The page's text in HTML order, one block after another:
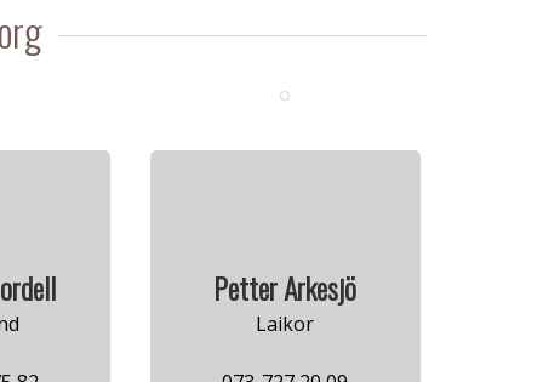
Petter Arkesjö
Laikor